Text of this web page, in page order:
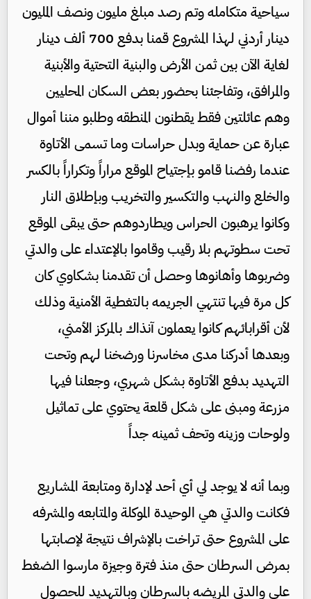
سياحية متكامله وتم رصد مبلغ مليون ونصف المليون
دينار أردني لهذا المشروع قمنا بدفع 700 ألف دينار
لغاية الآن بين ثمن الأرض والبنية التحتية والأبنية
والمرافق، وتفاجئنا بحضور بعض السكان المحليين
وهم عائلتين فقط يقطنون المنطقه وطلبو مننا أموال
عبارة عن حماية وبدل حراسات وما تسمى الأتاوة
عندما رفضنا قامو بإجتياح الموقع مراراً وتكراراً بالكسر
والخلع والنهب والتكسير والتخريب وبإطلاق النار
وكانوا يرهبون الحراس ويطاردوهم حتى يبقى الموقع
تحت سطوتهم بلا رقيب وقاموا بالإعتداء على والدتي
وضربوها وأهانوها وحصل أن تقدمنا بشكاوي كان
كل مرة فيها تنتهي الجريمه بالتغطية الأمنية وذلك
لأن أقرابائهم كانوا يعملون آنذاك بالمركز الأمني،
وبعدها أدركنا مدى مخاسرنا ورضخنا لهم وتحت
التهديد بدفع الأتاوة بشكل شهري، وجعلنا فيها
مزرعة ومبنى على شكل قلعة يحتوي على تماثيل
ولوحات وزينه وتحف ثمينه جداً
وبما أنه لا يوجد لي أي أحد لإدارة ومتابعة المشاريع
فكانت والدتي هي الوحيدة الموكلة والمتابعه والمشرفه
على المشروع حتى تراخت بالإشراف نتيجة لإصابتها
بمرض السرطان حتى منذ فترة وجيزة مارسوا الضغط
على والدتي المريضه بالسرطان وبالتهديد للحصول